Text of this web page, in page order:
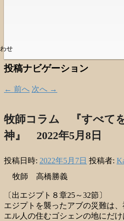
せ
投稿ナビゲーション
← 前へ 次へ →
牧師コラム 『すべて
神』 2022年5月8日
投稿日時: 2022年5月7日 投稿者:
牧師 高橋勝義
〔出エジプト８章25～32節〕
エジプトを襲ったアブの災難は
エル人の住むゴシェンの地にだ